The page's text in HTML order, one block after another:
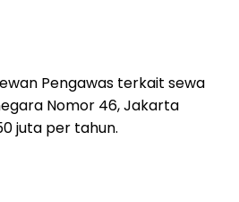
Pengawas terkait sewa
Nomor 46, Jakarta
juta per tahun.